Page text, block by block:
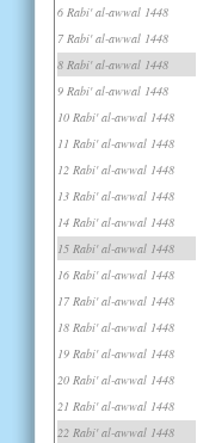
6 Rabi' al-awwal 1448
7 Rabi' al-awwal 1448
8 Rabi' al-awwal 1448
9 Rabi' al-awwal 1448
10 Rabi' al-awwal 1448
11 Rabi' al-awwal 1448
12 Rabi' al-awwal 1448
13 Rabi' al-awwal 1448
14 Rabi' al-awwal 1448
15 Rabi' al-awwal 1448
16 Rabi' al-awwal 1448
17 Rabi' al-awwal 1448
18 Rabi' al-awwal 1448
19 Rabi' al-awwal 1448
20 Rabi' al-awwal 1448
21 Rabi' al-awwal 1448
22 Rabi' al-awwal 1448